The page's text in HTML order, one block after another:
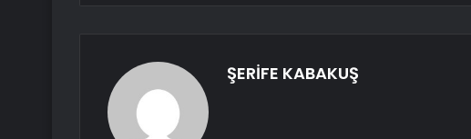
ŞERİFE KABAKUŞ